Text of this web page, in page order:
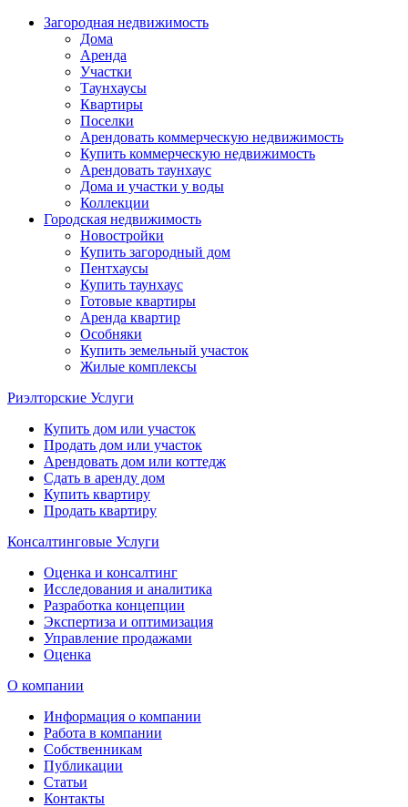
Загородная недвижимость
Дома
Аренда
Участки
Таунхаусы
Квартиры
Поселки
Арендовать коммерческую недвижимость
Купить коммерческую недвижимость
Арендовать таунхаус
Дома и участки у воды
Коллекции
Городская недвижимость
Новостройки
Купить загородный дом
Пентхаусы
Купить таунхаус
Готовые квартиры
Аренда квартир
Особняки
Купить земельный участок
Жилые комплексы
Риэлторские Услуги
Купить дом или участок
Продать дом или участок
Арендовать дом или коттедж
Сдать в аренду дом
Купить квартиру
Продать квартиру
Консалтинговые Услуги
Оценка и консалтинг
Исследования и аналитика
Разработка концепции
Экспертиза и оптимизация
Управление продажами
Оценка
О компании
Информация о компании
Работа в компании
Собственникам
Публикации
Статьи
Контакты